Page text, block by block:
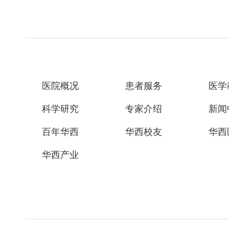
医院概况 患者服务 医
科学研究 专家介绍 新
百年华西 华西校友 华西
华西产业